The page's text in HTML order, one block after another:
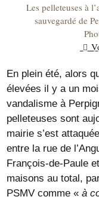
Les pelleteuses à
sauvegardé de
En plein été, alors
élevées il y a un
vandalisme à
pelleteuses sont
mairie s’est
entre la rue de
François-de-Paule
maisons au total,
PSMV comme «à